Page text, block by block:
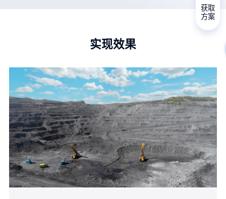
实现效果
获取
方案